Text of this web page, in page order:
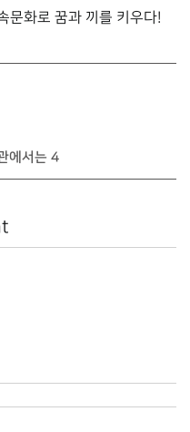
문화로 꿈과 끼를 키우다!
에서는 4